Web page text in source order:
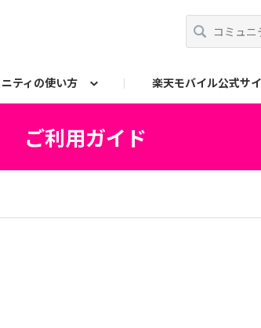
ティの使い方 楽天モバイル公式サ
ご利用ガイド